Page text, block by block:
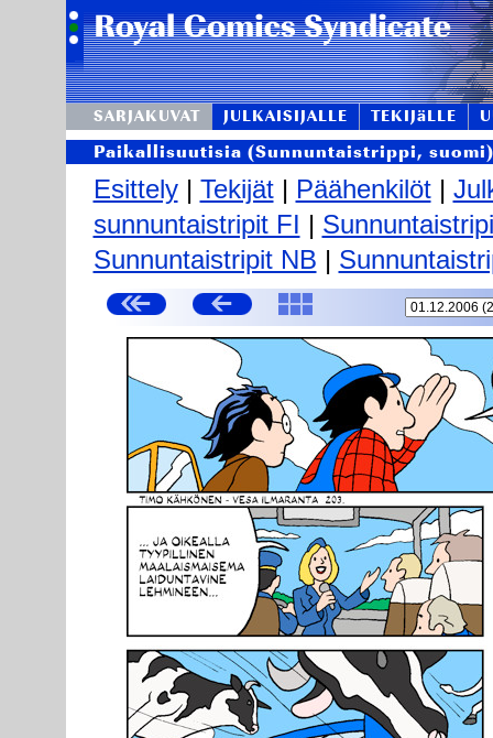
SARJAKUVAT JULKAISIJALLE TEKIJäLLE
Paikallisuutisia (Sunnuntaistrippi, suomi)
Esittely| Tekijät| Päähenkilöt|
sunnuntaistripit FI |
Sunnuntaistripit NB |